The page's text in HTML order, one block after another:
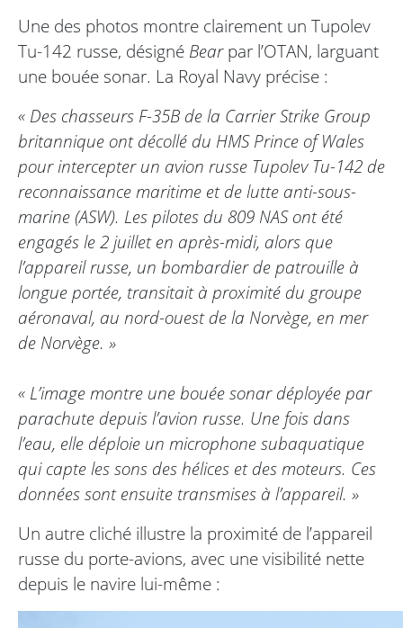
Une des photos montre clairement un Tupolev
Tu-142 russe, désigné Bearpar l’OTAN, larguant
une bouée sonar. La Royal Navy précise :
« Des chasseurs F-35B de la Carrier Strike Group
britannique ont décollé du HMS Prince of Wales
pour intercepter un avion russe Tupolev Tu-142 de
reconnaissance maritime et de lutte anti-sous-
marine (ASW). Les pilotes du 809 NAS ont été
engagés le 2 juillet en après-midi, alors que
l’appareil russe, un bombardier de patrouille à
longue portée, transitait à proximité du groupe
aéronaval, au nord-ouest de la Norvège, en mer
de Norvège. »
« L’image montre une bouée sonar déployée par
parachute depuis l’avion russe. Une fois dans
l’eau, elle déploie un microphone subaquatique
qui capte les sons des hélices et des moteurs. Ces
données sont ensuite transmises à l’appareil. »
Un autre cliché illustre la proximité de l’appareil
russe du porte-avions, avec une visibilité nette
depuis le navire lui-même :